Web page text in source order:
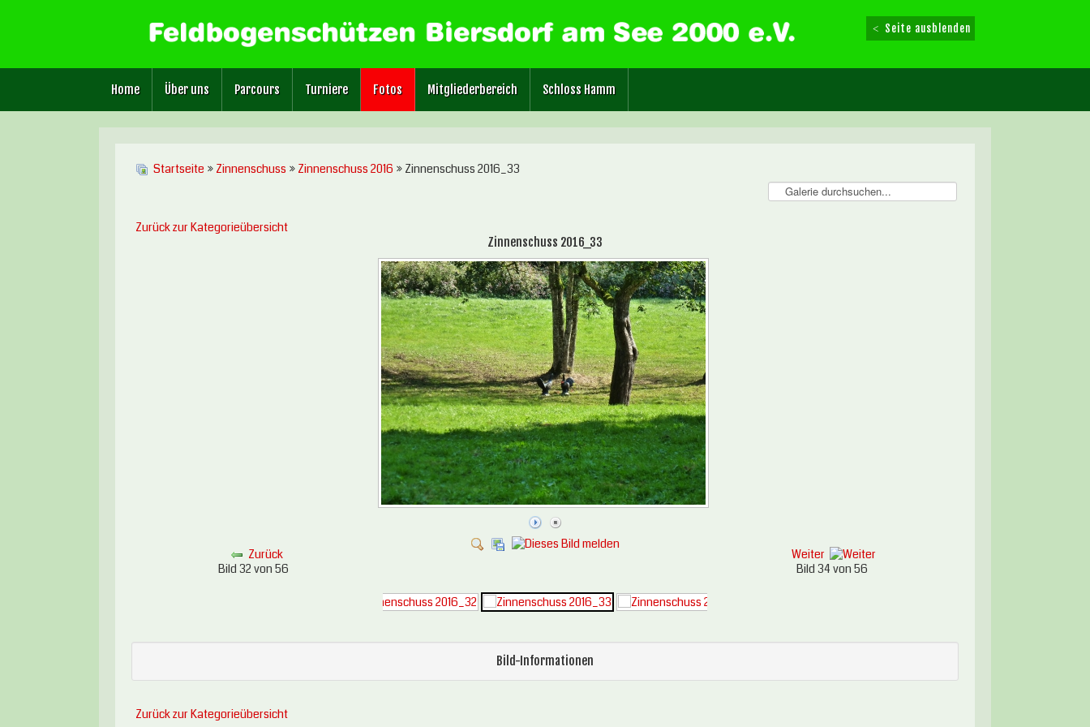
Seite ausblenden
Home Über uns Parcours Turniere Fotos Mitgliederbereich Schloss Hamm
Startseite » Zinnenschuss » Zinnenschuss 2016 » Zinnenschuss 2016_33
Zurück zur Kategorieübersicht
Zinnenschuss 2016_33
Zurück
Bild 32 von 56
Weiter
Bild 34 von 56
Bild-Informationen
Zurück zur Kategorieübersicht